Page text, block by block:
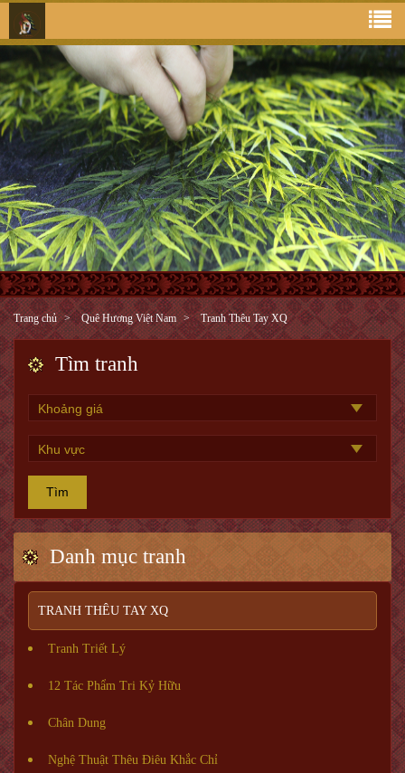
Trang chủ Quê Hương Việt Nam Tranh Thêu Tay XQ
Tìm tranh
Tìm
Danh mục tranh
TRANH THÊU TAY XQ
Tranh Triết Lý
12 Tác Phẩm Tri Kỷ Hữu
Chân Dung
Nghệ Thuật Thêu Điêu Khắc Chỉ